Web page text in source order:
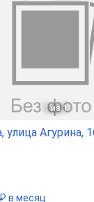
1 из 1
улица Агурина,
в месяц